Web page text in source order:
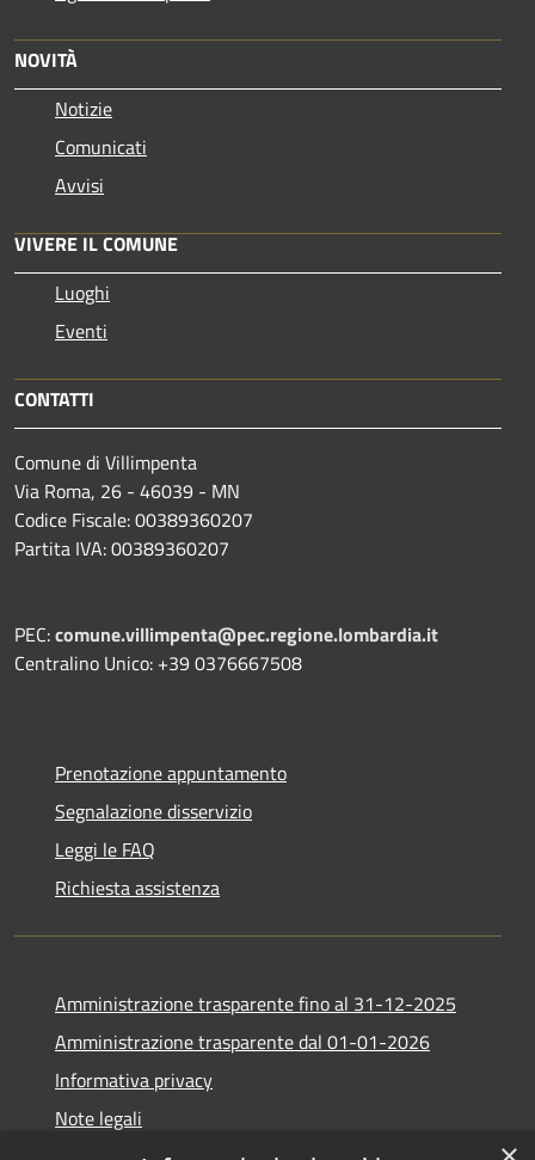
NOVITÀ
Notizie
Comunicati
Avvisi
VIVERE IL COMUNE
Luoghi
Eventi
CONTATTI
Comune di Villimpenta
Via Roma, 26 - 46039 - MN
Codice Fiscale: 00389360207
Partita IVA: 00389360207
PEC:comune.villimpenta@pec.regione.lombardia.it
Centralino Unico: +39 0376667508
Prenotazione appuntamento
Segnalazione disservizio
Leggi le FAQ
Richiesta assistenza
Amministrazione trasparente fino al 31-12-2025
Amministrazione trasparente dal 01-01-2026
Informativa privacy
Note legali